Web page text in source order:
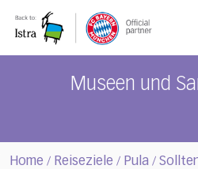
note:
Museen und
Home / Reiseziele / Pula /